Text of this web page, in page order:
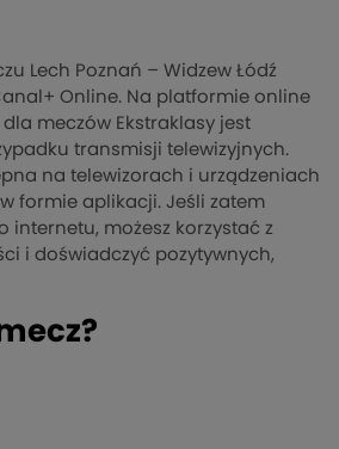
Lech Poznań – Widzew Łódź
Online. Na platformie online
meczów Ekstraklasy jest
transmisji telewizyjnych.
na telewizorach i urządzeniach
formie aplikacji. Jeśli zatem
internetu, możesz korzystać z
i doświadczyć pozytywnych,